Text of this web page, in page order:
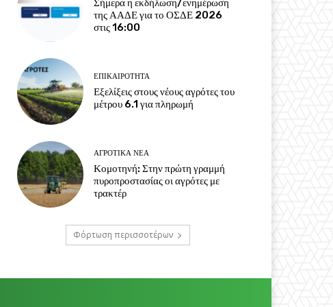
Σήμερα η εκδήλωση/ενημέρωση
της ΑΑΔΕ για το ΟΣΔΕ 2026
στις 16:00
ΕΠΙΚΑΙΡΌΤΗΤΑ
Εξελίξεις στους νέους αγρότες του
μέτρου 6.1 για πληρωμή
ΑΓΡΟΤΙΚΆ ΝΈΑ
Κομοτηνή: Στην πρώτη γραμμή
πυροπροστασίας οι αγρότες με
τρακτέρ
Φόρτωση περισσοτέρων